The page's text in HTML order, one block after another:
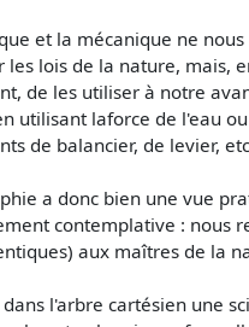
et la mécanique ne
les lois de la nature, mais,
de les utiliser à notre
utilisant laforce de l'eau
de balancier, de levier,
a donc bien une vue
contemplative : nous
aux maîtres de la
l'arbre cartésien une